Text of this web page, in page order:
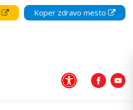
Koper zdravo mesto